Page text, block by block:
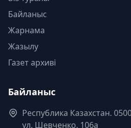
Байланыс
Жарнама
Жазылу
Газет архиві
Байланыс
Республика Казахстан.
ул. Шевченко, 106а